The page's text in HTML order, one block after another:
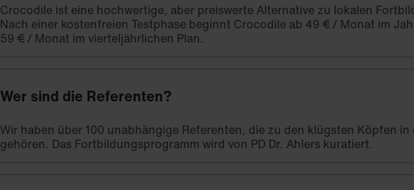
Crocodile ist eine hochwertige, aber preiswerte Alternative zu lokalen
Nach einer kostenfreien Testphase beginnt Crocodile ab 49 € / Monat im
59 € / Monat im vierteljährlichen Plan.
Wer sind die Referenten?
Wir haben über 100 unabhängige Referenten, die zu den klügsten Köpfen
gehören. Das Fortbildungsprogramm wird von PD Dr. Ahlers kuratiert.